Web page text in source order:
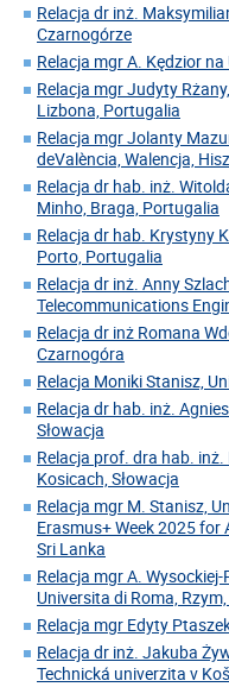
Relacja dr inż.
Czarnogórze
Relacja mgr A. Kędzior
Relacja mgr Judyty
Lizbona, Portugalia
Relacja mgr Jolanty
deValència, Walencja,
Relacja dr hab. inż.
Minho, Braga, Portugalia
Relacja dr hab. Krystyny
Porto, Portugalia
Relacja dr inż. Anny
Telecommunications
Relacja dr inż Romana
Czarnogóra
Relacja Moniki Stanisz,
Relacja dr hab. inż.
Słowacja
Relacja prof. dra hab.
Kosicach, Słowacja
Relacja mgr M. Stanisz,
Erasmus+ Week 2025 for
Sri Lanka
Relacja mgr A.
Universita di Roma, Rzym,
Relacja mgr Edyty
Relacja dr inż. Jakuba
Technická univerzita v